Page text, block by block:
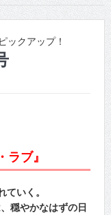
ックアップ！
ラブ』
いく。
穏やかなはずの日